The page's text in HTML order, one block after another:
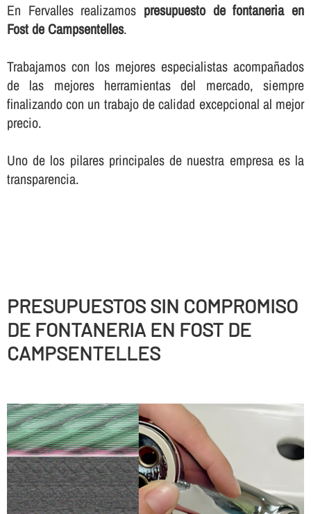
En Fervalles realizamos presupuesto de fontaneria en
Fost de Campsentelles.
Trabajamos con los mejores especialistas acompañados
de las mejores herramientas del mercado, siempre
finalizando con un trabajo de calidad excepcional al mejor
precio.
Uno de los pilares principales de nuestra empresa es la
transparencia.
PRESUPUESTOS SIN COMPROMISO
DE FONTANERIA EN FOST DE
CAMPSENTELLES